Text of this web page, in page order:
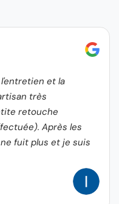
et la
très
retouche
Après les
fuit plus et je suis